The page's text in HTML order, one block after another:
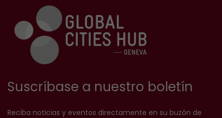
Suscríbase a nuestro boletín
Reciba noticias y eventos directamente en su buzón de